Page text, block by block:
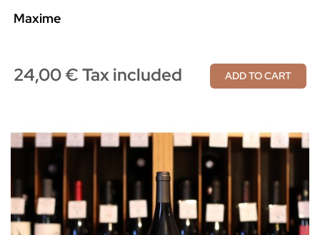
Maxime
24,00 € Tax included ADD TO CART